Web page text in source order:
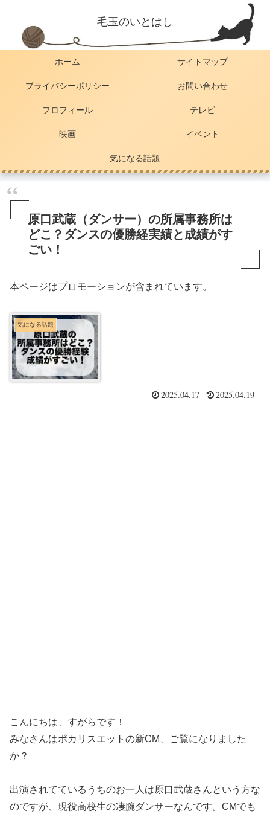
毛玉のいとはし
ホーム サイトマップ
プライバシーポリシー お問い合わせ
プロフィール テレビ
映画 イベント
気になる話題
原口武蔵（ダンサー）の所属事務所は
どこ？ダンスの優勝経実績と成績がす
ごい！
本ページはプロモーションが含まれています。
気になる話題
2025.04.17 2025.04.19
こんにちは、すがらです！
みなさんはポカリスエットの新CM、ご覧になりました
か？
出演されてているうちのお一人は原口武蔵さんという方な
のですが、現役高校生の凄腕ダンサーなんです。CMでも